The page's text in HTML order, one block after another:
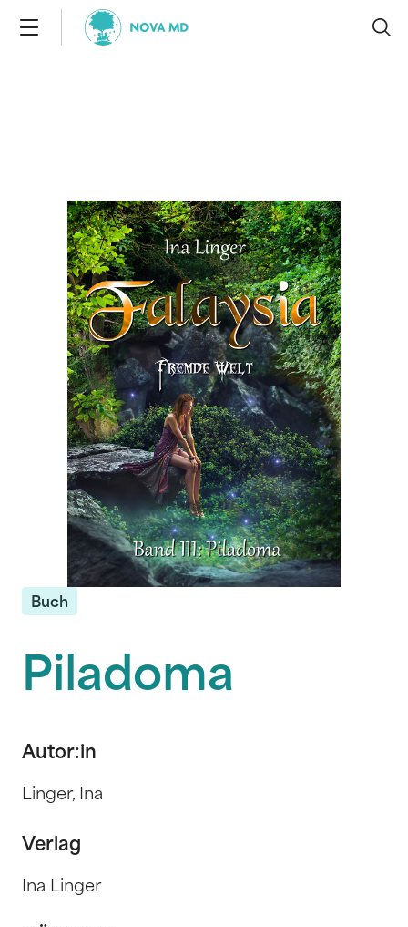
Buch
Piladoma
Autor:in
Linger, Ina
Verlag
Ina Linger